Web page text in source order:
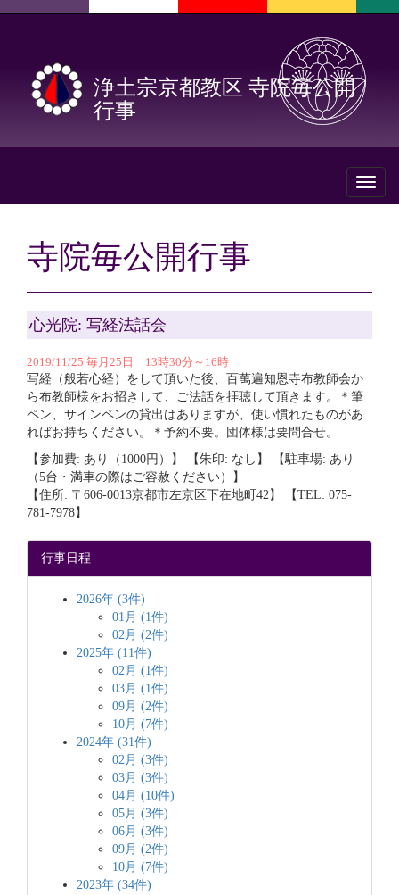
浄土宗京都教区 寺院毎公開
行事
Toggle
寺院毎公開行事
心光院: 写経法話会
2019/11/25 毎月25日 13時30分～16時
写経（般若心経）をして頂いた後、百萬遍知恩寺布教師会か
ら布教師様をお招きして、ご法話を拝聴して頂きます。＊筆
ペン、サインペンの貸出はありますが、使い慣れたものがあ
ればお持ちください。＊予約不要。団体様は要問合せ。
【参加費: あり（1000円）】 【朱印: なし】 【駐車場: あり
（5台・満車の際はご容赦ください）】
【住所: 〒606-0013京都市左京区下在地町42】 【TEL: 075-
781-7978】
行事日程
2026年 (3件)
01月 (1件)
02月 (2件)
2025年 (11件)
02月 (1件)
03月 (1件)
09月 (2件)
10月 (7件)
2024年 (31件)
02月 (3件)
03月 (3件)
04月 (10件)
05月 (3件)
06月 (3件)
09月 (2件)
10月 (7件)
2023年 (34件)